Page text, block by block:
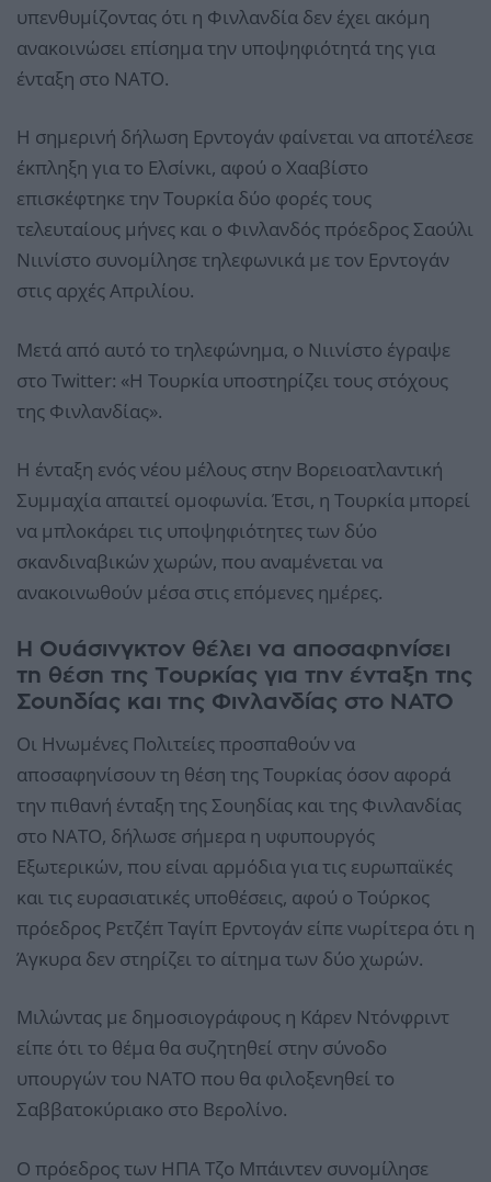
υπενθυμίζοντας ότι η Φινλανδία δεν έχει ακόμη
ανακοινώσει επίσημα την υποψηφιότητά της για
ένταξη στο ΝΑΤΟ.
Η σημερινή δήλωση Ερντογάν φαίνεται να αποτέλεσε
έκπληξη για το Ελσίνκι, αφού ο Χααβίστο
επισκέφτηκε την Τουρκία δύο φορές τους
τελευταίους μήνες και ο Φινλανδός πρόεδρος Σαούλι
Νιινίστο συνομίλησε τηλεφωνικά με τον Ερντογάν
στις αρχές Απριλίου.
Μετά από αυτό το τηλεφώνημα, ο Νιινίστο έγραψε
στο Twitter: «Η Τουρκία υποστηρίζει τους στόχους
της Φινλανδίας».
Η ένταξη ενός νέου μέλους στην Βορειοατλαντική
Συμμαχία απαιτεί ομοφωνία. Έτσι, η Τουρκία μπορεί
να μπλοκάρει τις υποψηφιότητες των δύο
σκανδιναβικών χωρών, που αναμένεται να
ανακοινωθούν μέσα στις επόμενες ημέρες.
Η Ουάσινγκτον θέλει να αποσαφηνίσει
τη θέση της Τουρκίας για την ένταξη της
Σουηδίας και της Φινλανδίας στο ΝΑΤΟ
Οι Ηνωμένες Πολιτείες προσπαθούν να
αποσαφηνίσουν τη θέση της Τουρκίας όσον αφορά
την πιθανή ένταξη της Σουηδίας και της Φινλανδίας
στο ΝΑΤΟ, δήλωσε σήμερα η υφυπουργός
Εξωτερικών, που είναι αρμόδια για τις ευρωπαϊκές
και τις ευρασιατικές υποθέσεις, αφού ο Τούρκος
πρόεδρος Ρετζέπ Ταγίπ Ερντογάν είπε νωρίτερα ότι η
Άγκυρα δεν στηρίζει το αίτημα των δύο χωρών.
Μιλώντας με δημοσιογράφους η Κάρεν Ντόνφριντ
είπε ότι το θέμα θα συζητηθεί στην σύνοδο
υπουργών του ΝΑΤΟ που θα φιλοξενηθεί το
Σαββατοκύριακο στο Βερολίνο.
Ο πρόεδρος των ΗΠΑ Τζο Μπάιντεν συνομίλησε